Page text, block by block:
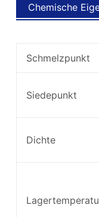
Chemische
Schmelzpunkt
Siedepunkt
Dichte